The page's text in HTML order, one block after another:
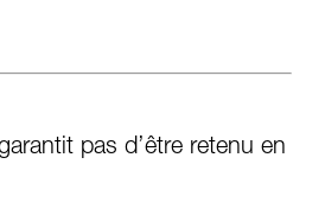
pas d’être retenu en